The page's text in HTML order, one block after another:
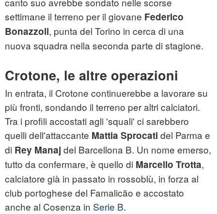
settimane il terreno per il giovane Federico
Bonazzoli, punta del Torino in cerca di una
nuova squadra nella seconda parte di stagione.
Crotone, le altre operazioni
In entrata, il Crotone continuerebbe a lavorare su
più fronti, sondando il terreno per altri calciatori.
Tra i profili accostati agli 'squali' ci sarebbero
quelli dell'attaccante Mattia Sprocati del Parma e
di Rey Manaj del Barcellona B. Un nome emerso,
tutto da confermare, è quello di Marcello Trotta,
calciatore già in passato in rossoblù, in forza al
club portoghese del Famalicão e accostato
anche al Cosenza in Serie B.